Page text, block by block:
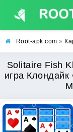
Root-apk.com »
Solitaire Fish
игра